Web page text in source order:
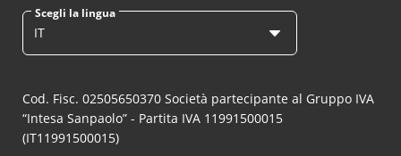
Scegli la lingua
IT
Cod. Fisc. 02505650370 Società partecipante al Gruppo IVA
“Intesa Sanpaolo” - Partita IVA 11991500015
(IT11991500015)